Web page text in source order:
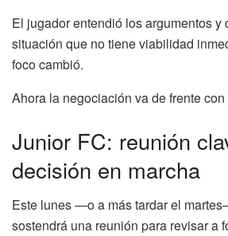
El jugador entendió los argumentos y
situación que no tiene viabilidad
foco cambió.
Ahora la negociación va de frente con
Junior FC: reunión
decisión en marcha
Este lunes —o a más tardar el
sostendrá una reunión para revisar a